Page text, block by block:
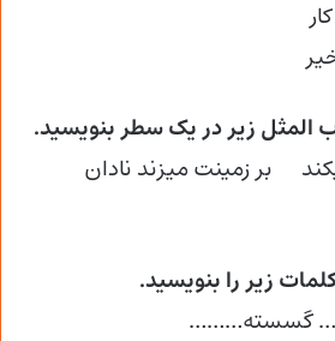
بر زمینت میزند نادان
گسسته………